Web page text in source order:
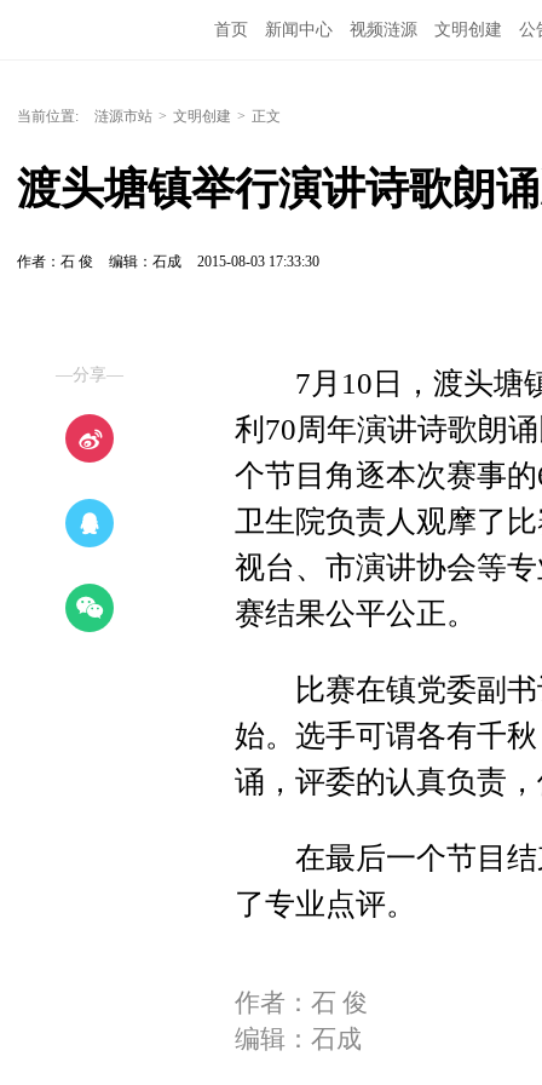
首页 新闻中心 视频涟源 文明创建 公
当前位置: 涟源市站 > 文明创建 > 正文
渡头塘镇举行演讲诗歌朗
作者：石 俊 编辑：石成 2015-08-03 17:33:30
—分享—
7月10日，渡头塘镇
利70周年演讲诗歌朗
个节目角逐本次赛事
卫生院负责人观摩了
视台、市演讲协会等
赛结果公平公正。
比赛在镇党委副书
始。选手可谓各有千
诵，评委的认真负责
在最后一个节目结
了专业点评。
作者：石 俊
编辑：石成